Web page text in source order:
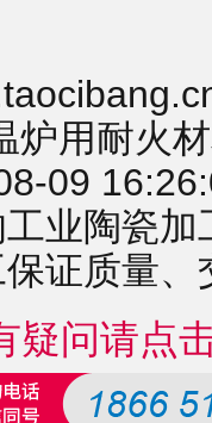
炉用耐火
09
工业陶瓷加
保证质量、
疑问请点